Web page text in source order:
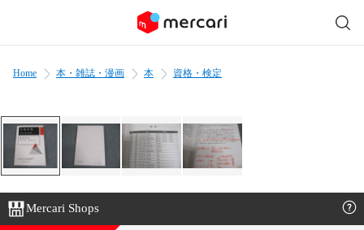
Home 本・雑誌・漫画 本 資格・検定
Mercari Shops